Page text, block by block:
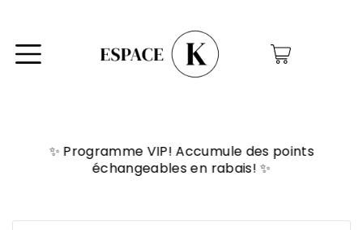
0
✨ Programme VIP! Accumule des points
échangeables en rabais! ✨